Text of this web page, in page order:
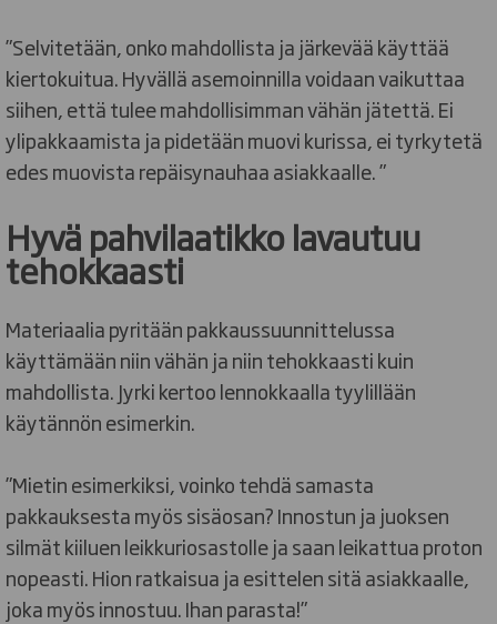
”Selvitetään, onko mahdollista ja järkevää käyttää
kiertokuitua. Hyvällä asemoinnilla voidaan vaikuttaa
siihen, että tulee mahdollisimman vähän jätettä. Ei
ylipakkaamista ja pidetään muovi kurissa, ei tyrkytetä
edes muovista repäisynauhaa asiakkaalle. ”
Hyvä pahvilaatikko lavautuu
tehokkaasti
Materiaalia pyritään pakkaussuunnittelussa
käyttämään niin vähän ja niin tehokkaasti kuin
mahdollista. Jyrki kertoo lennokkaalla tyylillään
käytännön esimerkin.
”Mietin esimerkiksi, voinko tehdä samasta
pakkauksesta myös sisäosan? Innostun ja juoksen
silmät kiiluen leikkuriosastolle ja saan leikattua proton
nopeasti. Hion ratkaisua ja esittelen sitä asiakkaalle,
joka myös innostuu. Ihan parasta!”